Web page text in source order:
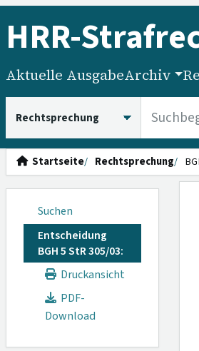
HRR-
Aktuelle AusgabeArchiv
Startseite Rechtsprechung
Suchen
Entscheidung
BGH 5 StR 305/03:
Druckansicht
PDF-
Download